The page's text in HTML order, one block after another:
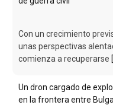
Con un crecimiento
unas perspectivas
comienza a recuperarse
Un dron cargado de
en la frontera entre